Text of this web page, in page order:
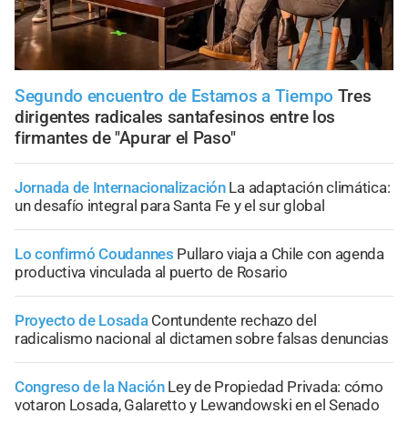
Segundo encuentro de Estamos a Tiempo Tres
dirigentes radicales santafesinos entre los
firmantes de "Apurar el Paso"
Jornada de Internacionalización La adaptación climática:
un desafío integral para Santa Fe y el sur global
Lo confirmó Coudannes Pullaro viaja a Chile con agenda
productiva vinculada al puerto de Rosario
Proyecto de Losada Contundente rechazo del
radicalismo nacional al dictamen sobre falsas denuncias
Congreso de la Nación Ley de Propiedad Privada: cómo
votaron Losada, Galaretto y Lewandowski en el Senado